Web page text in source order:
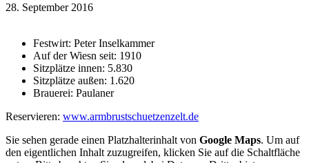
28. September 2016
Festwirt: Peter Inselkammer
Auf der Wiesn seit: 1910
Sitzplätze innen: 5.830
Sitzplätze außen: 1.620
Brauerei: Paulaner
Reservieren: www.armbrustschuetzenzelt.de
Sie sehen gerade einen Platzhalterinhalt von Google Maps. Um auf
den eigentlichen Inhalt zuzugreifen, klicken Sie auf die Schaltfläche